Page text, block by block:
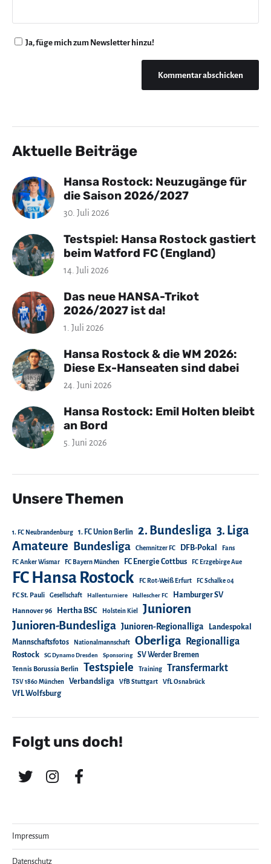
Ja, füge mich zum Newsletter hinzu!
Aktuelle Beiträge
Hansa Rostock: Neuzugänge für
die Saison 2026/2027
30. Juli 2026
Testspiel: Hansa Rostock gastiert
beim Watford FC (England)
14. Juli 2026
Das neue HANSA-Trikot
2026/2027 ist da!
1. Juli 2026
Hansa Rostock & die WM 2026:
Diese Ex-Hanseaten sind dabei
24. Juni 2026
Hansa Rostock: Emil Holten bleibt
an Bord
5. Juni 2026
Unsere Themen
1. FC Neubrandenburg 1. FC Union Berlin 2. Bundesliga 3. Liga
Amateure Bundesliga Chemnitzer FC DFB-Pokal Fans
FC Anker Wismar FC Bayern München FC Energie Cottbus FC Erzgebirge Aue
FC Hansa Rostock FC Rot-Weiß Erfurt FC Schalke 04
FC St. Pauli Gesellschaft Hallenturniere Hallescher FC Hamburger SV
Hannover 96 Hertha BSC Holstein Kiel Junioren
Junioren-Bundesliga Junioren-Regionalliga
Landespokal
Mannschaftsfotos
Nationalmannschaft Oberliga Regionalliga
Rostock SG Dynamo Dresden Sponsoring SV Werder Bremen
Tennis Borussia Berlin Testspiele Training Transfermarkt
TSV 1860 München Verbandsliga VfB Stuttgart VfL Osnabrück
VfL Wolfsburg
Folgt uns doch!
Impressum
Datenschutz